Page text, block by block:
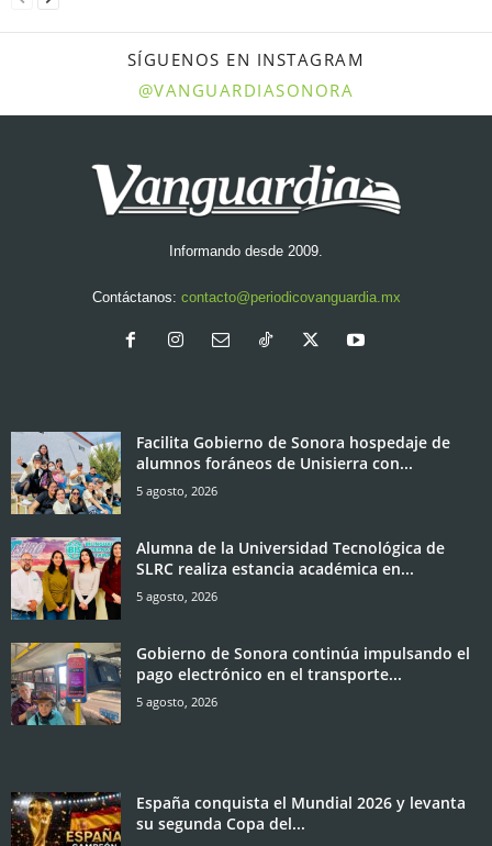
SÍGUENOS EN INSTAGRAM
@VANGUARDIASONORA
Informando desde 2009.
Contáctanos: contacto@periodicovanguardia.mx
Facilita Gobierno de Sonora hospedaje de
alumnos foráneos de Unisierra con...
5 agosto, 2026
Alumna de la Universidad Tecnológica de
SLRC realiza estancia académica en...
5 agosto, 2026
Gobierno de Sonora continúa impulsando el
pago electrónico en el transporte...
5 agosto, 2026
España conquista el Mundial 2026 y levanta
su segunda Copa del...